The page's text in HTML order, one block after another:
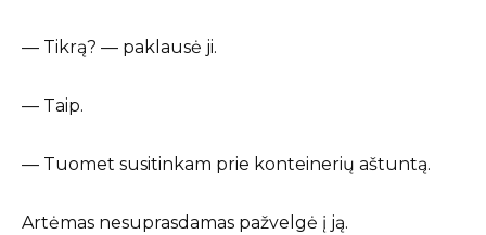
— Tikrą? — paklausė ji.
— Taip.
— Tuomet susitinkam prie konteinerių aštuntą.
Artėmas nesuprasdamas pažvelgė į ją.